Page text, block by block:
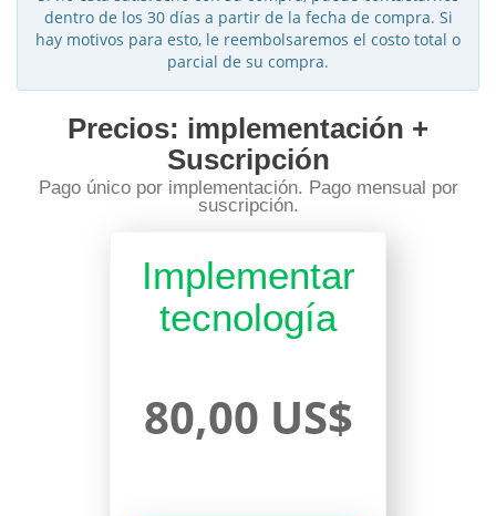
dentro de los 30 días a partir de la fecha de compra. Si
hay motivos para esto, le reembolsaremos el costo total o
parcial de su compra.
Precios: implementación +
Suscripción
Pago único por implementación. Pago mensual por
suscripción.
Implementar
tecnología
80,00 US$